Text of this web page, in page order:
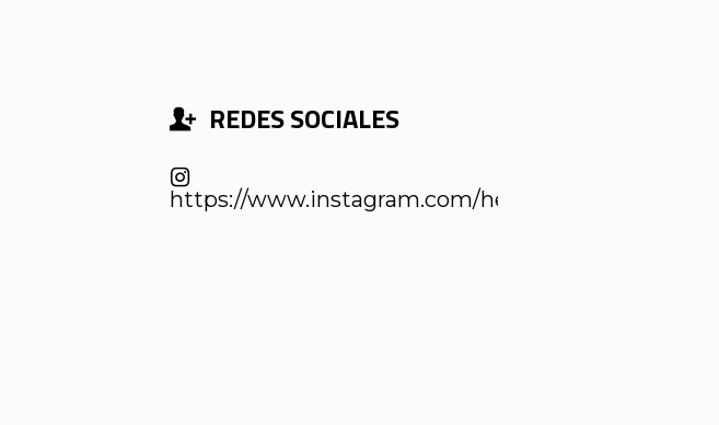
REDES SOCIALES
https://www.instagram.com/heladospopsycol/